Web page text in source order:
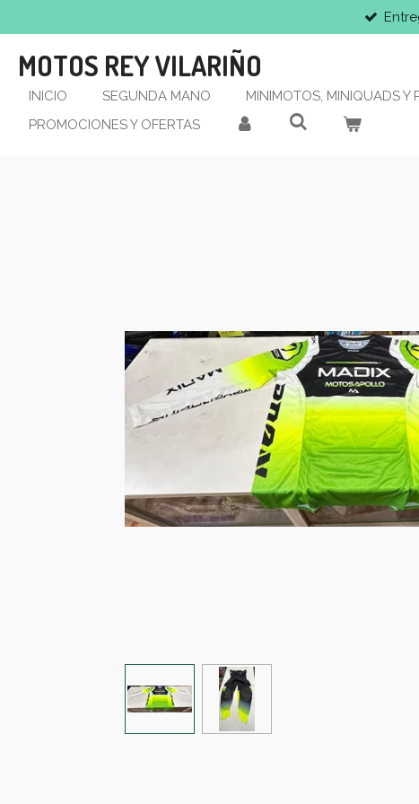
al
contenido
principal
MOTOS REY VILARIÑO
INICIO SEGUNDA MANO MINIMOTOS, MINIQUADS Y
PROMOCIONES Y OFERTAS